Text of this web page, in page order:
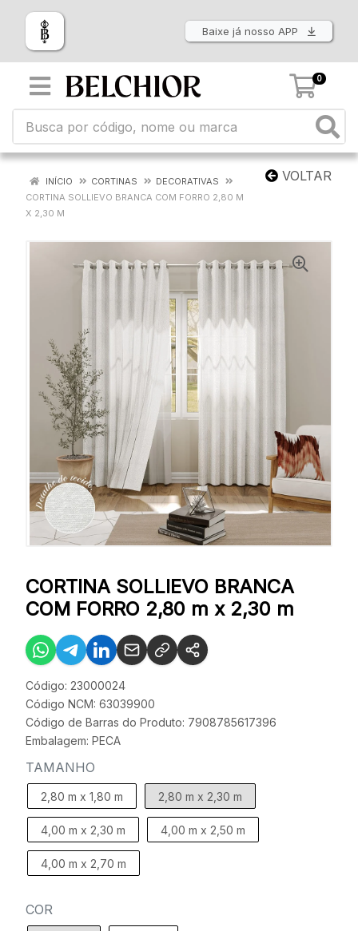
Baixe já nosso APP
0
VOLTAR
INÍCIO CORTINAS
DECORATIVAS
CORTINA SOLLIEVO BRANCA COM FORRO 2,80 M
X 2,30 M
CORTINA SOLLIEVO BRANCA
COM FORRO 2,80 m x 2,30 m
Código: 23000024
Código NCM: 63039900
Código de Barras do Produto: 7908785617396
Embalagem: PECA
TAMANHO
2,80 m x 1,80 m 2,80 m x 2,30 m
4,00 m x 2,30 m 4,00 m x 2,50 m
4,00 m x 2,70 m
COR